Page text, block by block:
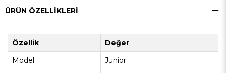
ÜRÜN ÖZELLIKLERI
Özellik
Değer
Model
Junior